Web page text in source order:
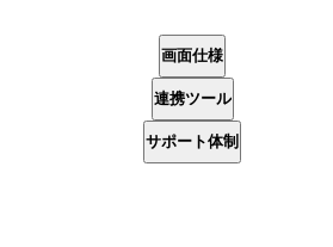
画面仕様
連携ツール
サポート体制